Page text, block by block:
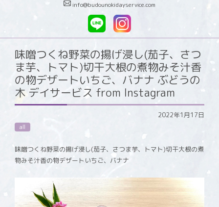
info@budounokidayservice.com
味噌つくね野菜の揚げ浸し(茄子、さつ
ま芋、トマト)切干大根の煮物みそ汁香
の物デザートいちご、バナナ ぶどうの
木 デイサービス from Instagram
2022年1月17日
all
味噌つくね野菜の揚げ浸し(茄子、さつま芋、トマト)切干大根の煮
物みそ汁香の物デザートいちご、バナナ